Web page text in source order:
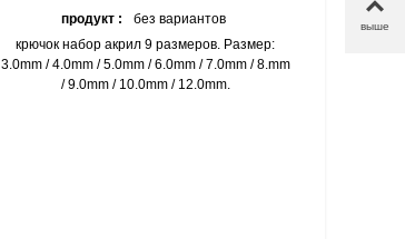
продукт :
без вариантов
крючок набор акрил 9 размеров. Размер:
3.0mm / 4.0mm / 5.0mm / 6.0mm / 7.0mm / 8.mm
/ 9.0mm / 10.0mm / 12.0mm.
выше